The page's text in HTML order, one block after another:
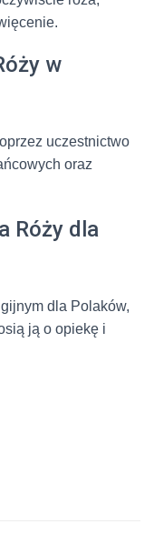
w
uczestnictwo
oraz
Róży dla
dla Polaków,
ją o opiekę i